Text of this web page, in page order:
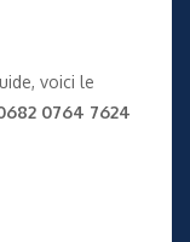
voici le
0764 7624